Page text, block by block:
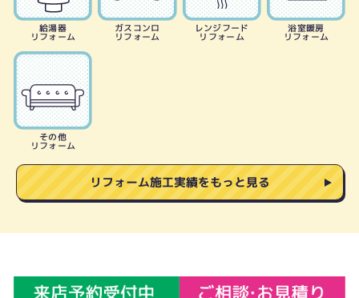
給湯器
リフォーム
ガスコンロ
リフォーム
レンジフード
リフォーム
浴室暖房
リフォーム
その他
リフォーム
リフォーム施工実績をもっと見る